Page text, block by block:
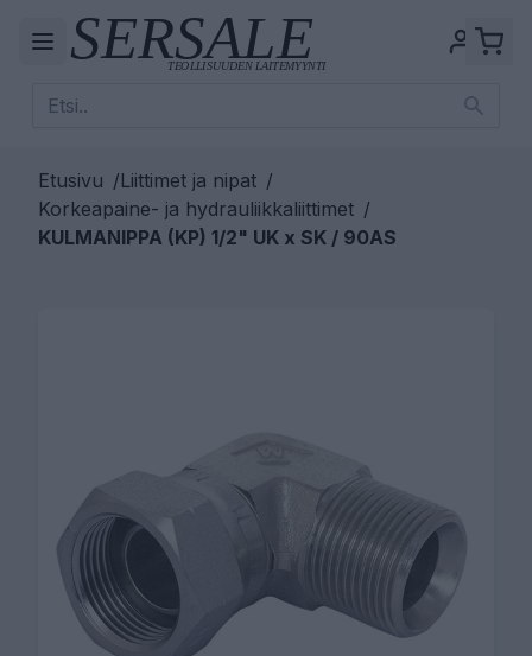
Etusivu /Liittimet ja nipat /
Korkeapaine- ja hydrauliikkaliittimet /
KULMANIPPA (KP) 1/2" UK x SK / 90AS